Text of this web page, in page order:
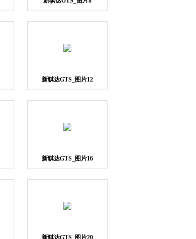
新骐达GTS_图片12
新骐达GTS_图片16
新骐达GTS_图片20